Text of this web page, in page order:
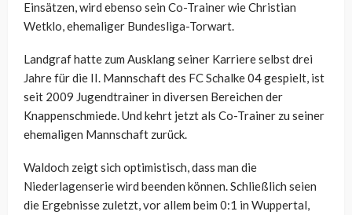
Einsätzen, wird ebenso sein Co-Trainer wie Christian
Wetklo, ehemaliger Bundesliga-Torwart.
Landgraf hatte zum Ausklang seiner Karriere selbst drei
Jahre für die II. Mannschaft des FC Schalke 04 gespielt, ist
seit 2009 Jugendtrainer in diversen Bereichen der
Knappenschmiede. Und kehrt jetzt als Co-Trainer zu seiner
ehemaligen Mannschaft zurück.
Waldoch zeigt sich optimistisch, dass man die
Niederlagenserie wird beenden können. Schließlich seien
die Ergebnisse zuletzt, vor allem beim 0:1 in Wuppertal,